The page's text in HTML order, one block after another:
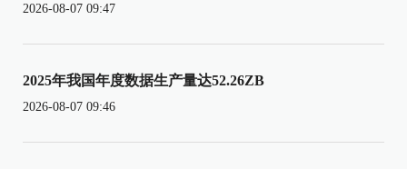
2026-08-07 09:47
2025年我国年度数据生产量达52.26ZB
2026-08-07 09:46